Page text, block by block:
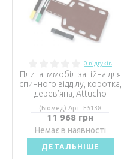
0 відгуків
Плита іммобілізаційна для
спинного відділу, коротка,
дерев’яна, Attucho
(Біомед) Арт: F5138
11 968 грн
Немає в наявності
ДЕТАЛЬНІШЕ